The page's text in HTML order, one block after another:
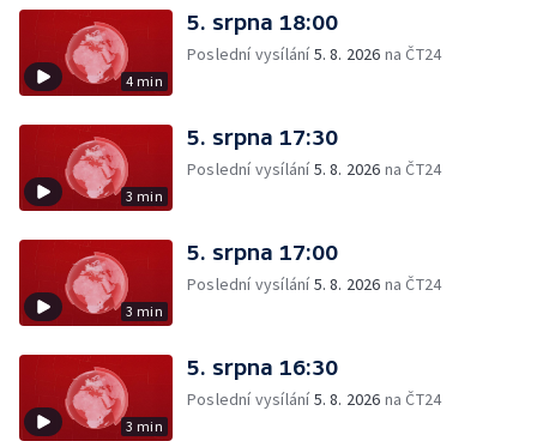
4 min
5. srpna 18:00
Poslední vysílání5. 8. 2026 na ČT24
3 min
5. srpna 17:30
Poslední vysílání5. 8. 2026 na ČT24
3 min
5. srpna 17:00
Poslední vysílání5. 8. 2026 na ČT24
3 min
5. srpna 16:30
Poslední vysílání5. 8. 2026 na ČT24